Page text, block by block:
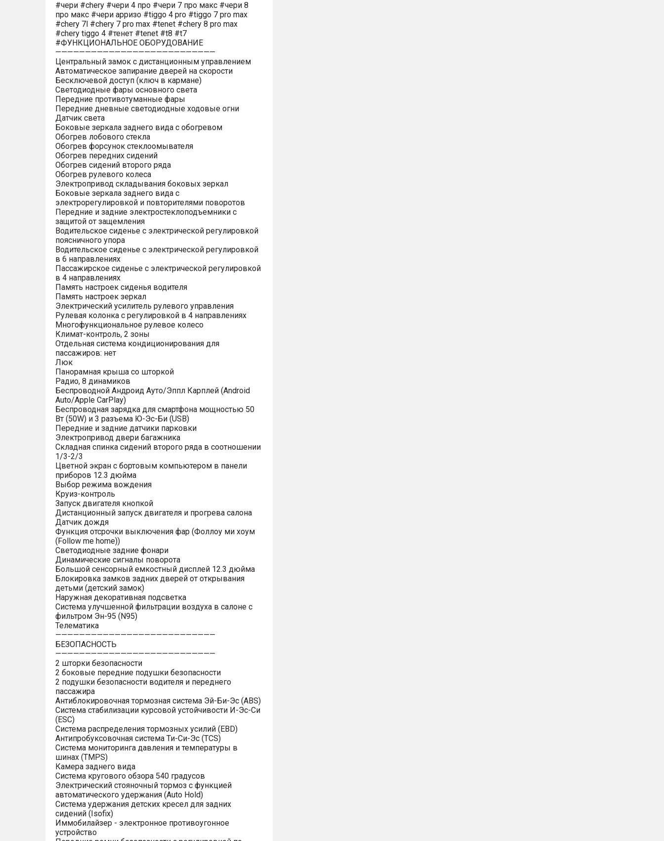
#чери #chery #чери 4 про #чери 7 про макс #чери 8
про макс #чери арризо #tiggo 4 pro #tiggo 7 pro max
#chery 7l #chery 7 pro max #tenet #chery 8 pro max
#chery tiggo 4 #тенет #tenet #t8 #t7
#ФУНКЦИОНАЛЬНОЕ ОБОРУДОВАНИЕ
———————————————————————————
Центральный замок с дистанционным управлением
Автоматическое запирание дверей на скорости
Бесключевой доступ (ключ в кармане)
Светодиодные фары основного света
Передние противотуманные фары
Передние дневные светодиодные ходовые огни
Датчик света
Боковые зеркала заднего вида с обогревом
Обогрев лобового стекла
Обогрев форсунок стеклоомывателя
Обогрев передних сидений
Обогрев сидений второго ряда
Обогрев рулевого колеса
Электропривод складывания боковых зеркал
Боковые зеркала заднего вида с
электрорегулировкой и повторителями поворотов
Передние и задние электростеклоподъемники с
защитой от защемления
Водительское сиденье с электрической регулировкой
поясничного упора
Водительское сиденье с электрической регулировкой
в 6 направлениях
Пассажирское сиденье с электрической регулировкой
в 4 направлениях
Память настроек сиденья водителя
Память настроек зеркал
Электрический усилитель рулевого управления
Рулевая колонка с регулировкой в 4 направлениях
Многофункциональное рулевое колесо
Климат-контроль, 2 зоны
Отдельная система кондиционирования для
пассажиров: нет
Люк
Панорамная крыша со шторкой
Радио, 8 динамиков
Беспроводной Андроид Ауто/Эппл Карплей (Android
Auto/Apple CarPlay)
Беспроводная зарядка для смартфона мощностью 50
Вт (50W) и 3 разъема Ю-Эс-Би (USB)
Передние и задние датчики парковки
Электропривод двери багажника
Складная спинка сидений второго ряда в соотношении
1/3-2/3
Цветной экран с бортовым компьютером в панели
приборов 12.3 дюйма
Выбор режима вождения
Круиз-контроль
Запуск двигателя кнопкой
Дистанционный запуск двигателя и прогрева салона
Датчик дождя
Функция отсрочки выключения фар (Фоллоу ми хоум
(Follow me home))
Светодиодные задние фонари
Динамические сигналы поворота
Большой сенсорный емкостный дисплей 12.3 дюйма
Блокировка замков задних дверей от открывания
детьми (детский замок)
Наружная декоративная подсветка
Система улучшенной фильтрации воздуха в салоне с
фильтром Эн-95 (N95)
Телематика
———————————————————————————
БЕЗОПАСНОСТЬ
———————————————————————————
2 шторки безопасности
2 боковые передние подушки безопасности
2 подушки безопасности водителя и переднего
пассажира
Антиблокировочная тормозная система Эй-Би-Эс (ABS)
Система стабилизации курсовой устойчивости И-Эс-Си
(ESC)
Система распределения тормозных усилий (EBD)
Антипробуксовочная система Ти-Си-Эс (TCS)
Система мониторинга давления и температуры в
шинах (TMPS)
Камера заднего вида
Система кругового обзора 540 градусов
Электрический стояночный тормоз с функцией
автоматического удержания (Auto Hold)
Система удержания детских кресел для задних
сидений (Isofix)
Иммобилайзер - электронное противоугонное
устройство